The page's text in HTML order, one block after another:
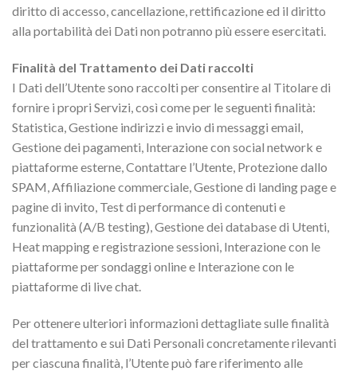
diritto di accesso, cancellazione, rettificazione ed il diritto
alla portabilità dei Dati non potranno più essere esercitati.
Finalità del Trattamento dei Dati raccolti
I Dati dell’Utente sono raccolti per consentire al Titolare di
fornire i propri Servizi, così come per le seguenti finalità:
Statistica, Gestione indirizzi e invio di messaggi email,
Gestione dei pagamenti, Interazione con social network e
piattaforme esterne, Contattare l’Utente, Protezione dallo
SPAM, Affiliazione commerciale, Gestione di landing page e
pagine di invito, Test di performance di contenuti e
funzionalità (A/B testing), Gestione dei database di Utenti,
Heat mapping e registrazione sessioni, Interazione con le
piattaforme per sondaggi online e Interazione con le
piattaforme di live chat.
Per ottenere ulteriori informazioni dettagliate sulle finalità
del trattamento e sui Dati Personali concretamente rilevanti
per ciascuna finalità, l’Utente può fare riferimento alle